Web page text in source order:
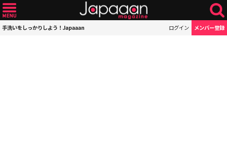
手洗いをしっかりしよう！Japaaan ログイン メンバー登録